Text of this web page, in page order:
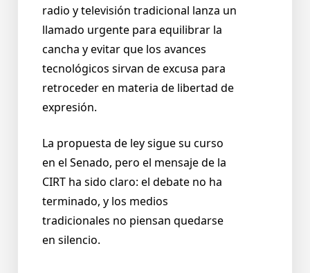
radio y televisión tradicional lanza un
llamado urgente para equilibrar la
cancha y evitar que los avances
tecnológicos sirvan de excusa para
retroceder en materia de libertad de
expresión.
La propuesta de ley sigue su curso
en el Senado, pero el mensaje de la
CIRT ha sido claro: el debate no ha
terminado, y los medios
tradicionales no piensan quedarse
en silencio.